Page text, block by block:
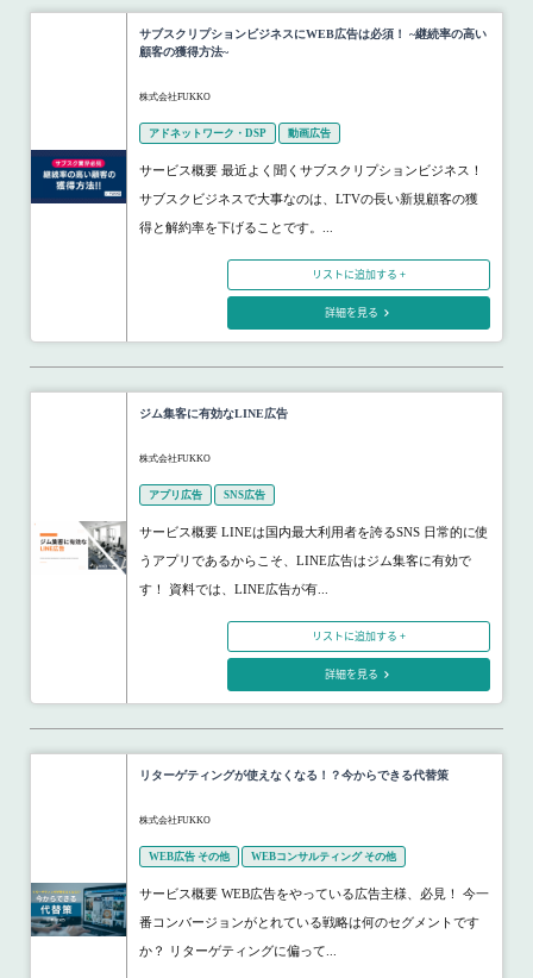
サブスクリプションビジネスにWEB広告は必須！ ~継続率の高い
顧客の獲得方法~
株式会社FUKKO
アドネットワーク・DSP 動画広告
サービス概要 最近よく聞くサブスクリプションビジネス！
サブスクビジネスで大事なのは、LTVの長い新規顧客の獲
得と解約率を下げることです。...
リストに追加する +
詳細を見る
ジム集客に有効なLINE広告
株式会社FUKKO
アプリ広告 SNS広告
サービス概要 LINEは国内最大利用者を誇るSNS 日常的に使
うアプリであるからこそ、LINE広告はジム集客に有効で
す！ 資料では、LINE広告が有...
リストに追加する +
詳細を見る
リターゲティングが使えなくなる！？今からできる代替策
株式会社FUKKO
WEB広告 その他 WEBコンサルティング その他
サービス概要 WEB広告をやっている広告主様、必見！ 今一
番コンバージョンがとれている戦略は何のセグメントです
か？ リターゲティングに偏って...